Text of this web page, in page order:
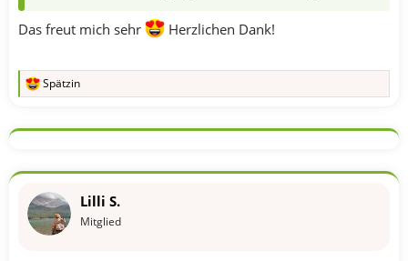
Das freut mich sehr Herzlichen Dank!
R
k
o
e
n
Spätzin
Lilli S.
Mitglied